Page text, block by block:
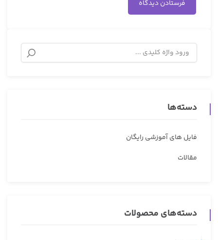
دسته‌ها
فایل های آموزشی رایگان
مقالات
دسته‌های محصولات